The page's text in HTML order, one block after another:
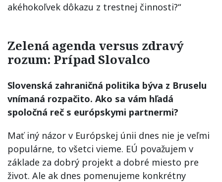
akéhokoľvek dôkazu z trestnej činnosti?“
Zelená agenda versus zdravý
rozum: Prípad Slovalco
Slovenská zahraničná politika býva z Bruselu
vnímaná rozpačito. Ako sa vám hľadá
spoločná reč s európskymi partnermi?
Mať iný názor v Európskej únii dnes nie je veľmi
populárne, to všetci vieme. EÚ považujem v
základe za dobrý projekt a dobré miesto pre
život. Ale ak dnes pomenujeme konkrétny